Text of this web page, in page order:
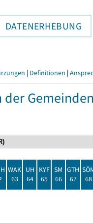
DATENERHEBUNG
| Definitionen |
WAK
63
UH
64
KYF
65
SM
66
GTH
67
68